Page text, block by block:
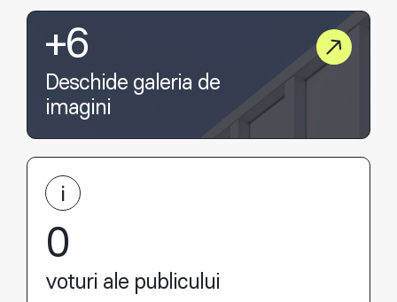
+6
Deschide galeria de
imagini
0
voturi ale publicului